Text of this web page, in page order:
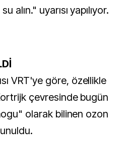
alın." uyarısı yapılıyor.
VRT'ye göre, özellikle
çevresinde bugün
olarak bilinen ozon